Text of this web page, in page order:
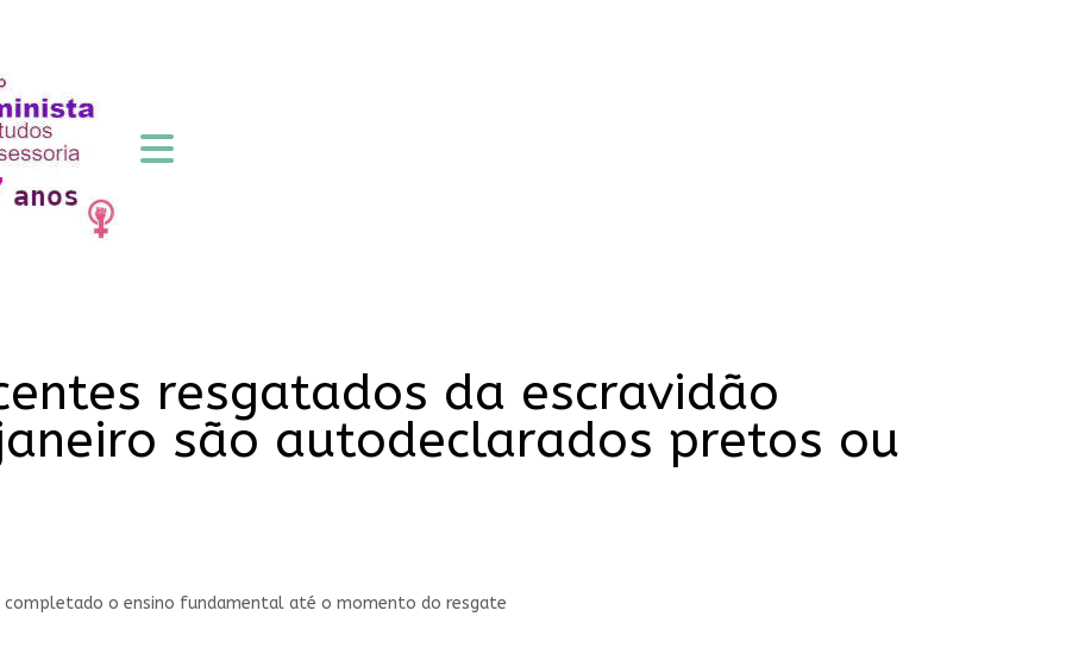
resgatados da escravidão
são autodeclarados pretos ou
completado o ensino fundamental até o momento do resgate